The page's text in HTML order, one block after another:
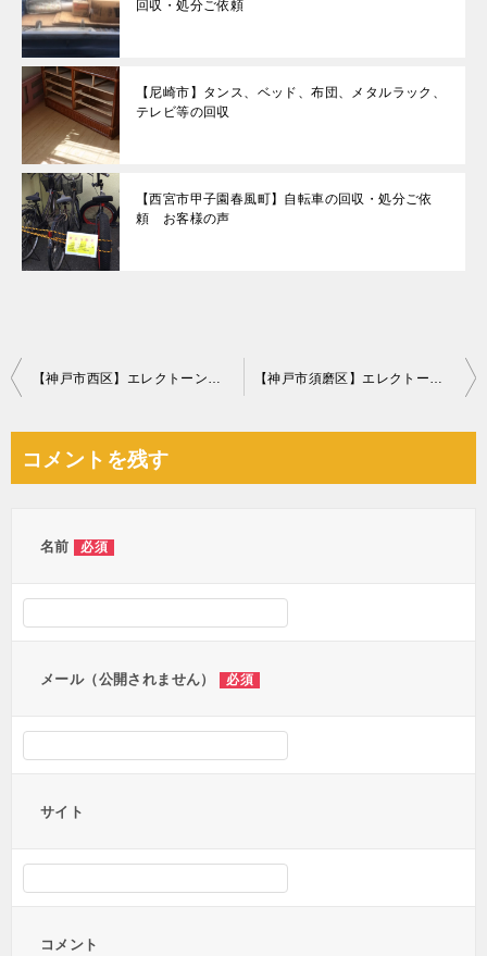
回収・処分ご依頼
【尼崎市】タンス、ベッド、布団、メタルラック、
テレビ等の回収
【西宮市甲子園春風町】自転車の回収・処分ご依
頼 お客様の声
投
ビ
【神戸市西区】エレクトーンの回収・処分ご依頼 お客様の声 【神戸市須磨区】エレクトーンの回収・処分ご依頼 お客様の声
コメントを残す
名前 必須
メール（公開されません） 必須
サイト
コメント